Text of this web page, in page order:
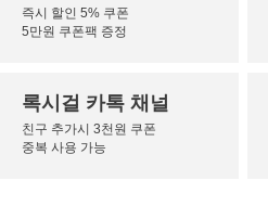
즉시 할인 5% 쿠폰
5만원 쿠폰팩 증정
록시걸 카톡 채널
친구 추가시 3천원 쿠폰
중복 사용 가능